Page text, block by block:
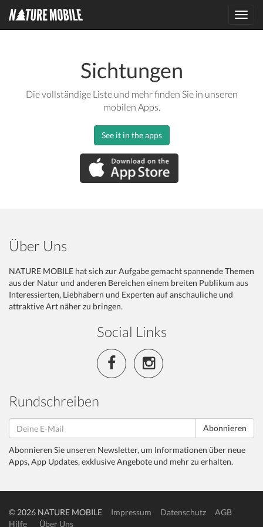
Sichtungen
Die vollständige Liste und mehr finden Sie in unseren
mobilen Apps.
See it in the apps
Über Uns
NATURE MOBILE hat sich zur Aufgabe gemacht spannende Themen
aus der Natur und anderen Bereichen einem breiten Publikum aus
Interessierten, Liebhabern und Experten auf anschauliche und
attraktive Art näher zu bringen.
Social Links
Rundschreiben
Abonnieren
Abonnieren Sie unseren Newsletter, um Informationen über neue
Apps, App Updates, exklusive Angebote und mehr zu erhalten.
© 2026 NATURE MOBILE Impressum Datenschutz
AGB
Hilfe
Über Uns